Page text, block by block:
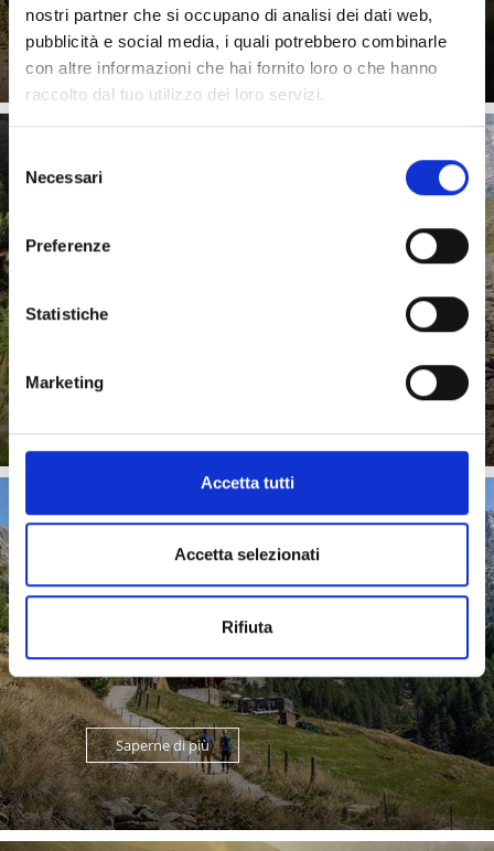
nostri partner che si occupano di analisi dei dati web,
pubblicità e social media, i quali potrebbero combinarle
con altre informazioni che hai fornito loro o che hanno
raccolto dal tuo utilizzo dei loro servizi.
delNecessari
Preferenze
Statistiche
Marketing
Accetta tutti
Accetta selezionati
Rifiuta
Saperne di più
IN ALTO
TEMPO D’ALPEGGIO
Saperne di più